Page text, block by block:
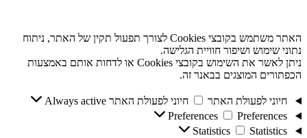
האתר משתמש בקובצי Cookies לצורך תפעול תקין של האתר, ניתוח
נתוני שימוש ושיפור חוויית הגלישה.
ניתן לאשר את השימוש בקובצי Cookies או לדחות אותם באמצעות
הכפתורים המוצגים בבאנר זה.
חיוני לפעולת האתר חיוני לפעולת האתר Always active
Preferences
Preferences
Statistics
Statistics